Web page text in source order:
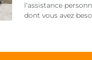
l‘assistance
dont vous avez